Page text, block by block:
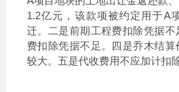
1.2亿元，该款项被约定用于A
迁。二是前期工程费扣除凭据
费扣除凭据不足。四是乔木结
较大。五是代收费用不应加计扣除